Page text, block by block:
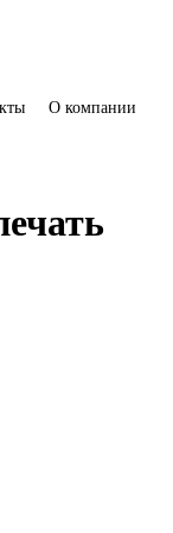
О компании